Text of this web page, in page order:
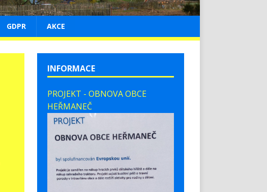
GDPR AKCE
INFORMACE
PROJEKT - OBNOVA OBCE
HEŘMANEČ